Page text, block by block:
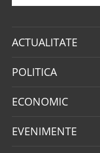
ACTUALITATE
POLITICA
ECONOMIC
EVENIMENTE